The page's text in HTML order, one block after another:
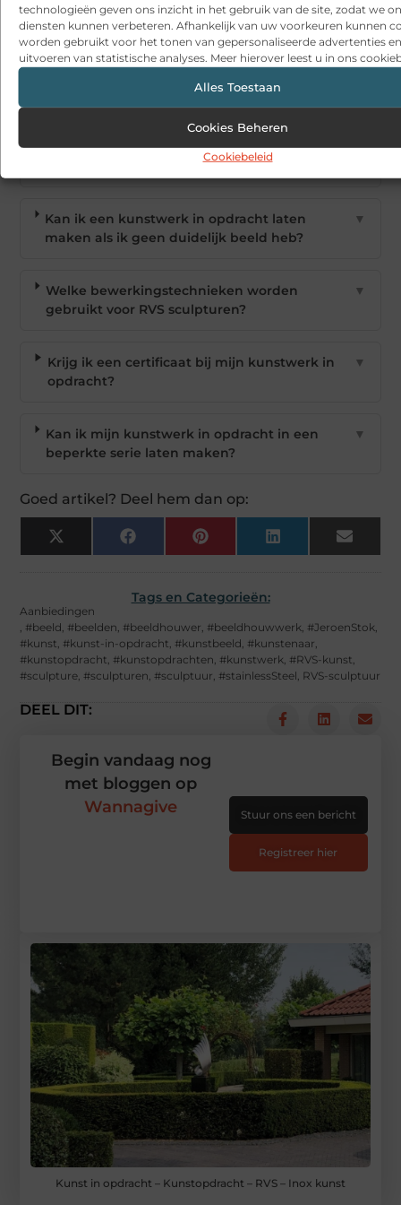
technologieën geven ons inzicht in het gebruik van de site, zodat we
diensten kunnen verbeteren. Afhankelijk van uw voorkeuren kunnen
worden gebruikt voor het tonen van gepersonaliseerde advertenties
uitvoeren van statistische analyses. Meer hierover leest u in ons
Alles Toestaan
Cookies Beheren
Cookiebeleid
Veelgestelde vragen
Wat is het verschil tussen RVS en cortenstaal
▼
Kan ik een kunstwerk in opdracht laten
maken als ik geen duidelijk beeld heb?
▼
Welke bewerkingstechnieken worden
gebruikt voor RVS sculpturen?
▼
Krijg ik een certificaat bij mijn kunstwerk in
opdracht?
▼
Kan ik mijn kunstwerk in opdracht in een
beperkte serie laten maken?
▼
Goed artikel? Deel hem dan op:
X
(Twitter)
Facebook Pinterest LinkedIn Email
Tags en Categorieën:
Aanbiedingen
,#beeld,#beelden,#beeldhouwer,#beeldhouwwerk,#JeroenStok,
#kunst,#kunst-in-opdracht,#kunstbeeld,#kunstenaar,
#kunstopdracht,#kunstopdrachten,#kunstwerk,#RVS-kunst,
#sculpture,#sculpturen,#sculptuur,#stainlessSteel, RVS-sculptuur
DEEL DIT:
Kunst in opdracht – Kunstopdracht – RVS – Inox kunst
Begin vandaag nog
met bloggen op
Wannagive
Stuur ons een bericht
Registreer hier